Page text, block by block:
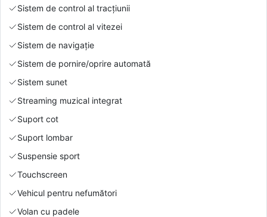
Sistem de control al tracțiunii
Sistem de control al vitezei
Sistem de navigație
Sistem de pornire/oprire automată
Sistem sunet
Streaming muzical integrat
Suport cot
Suport lombar
Suspensie sport
Touchscreen
Vehicul pentru nefumători
Volan cu padele